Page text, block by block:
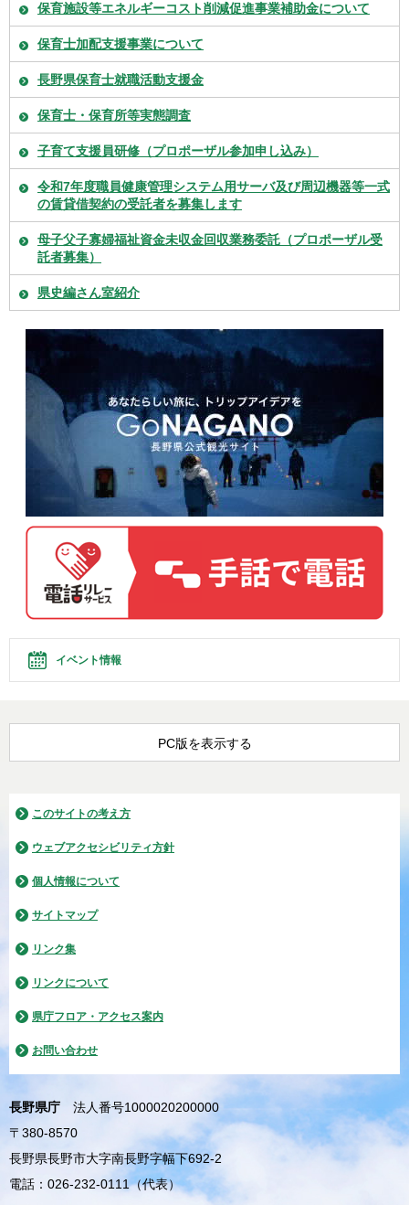
保育施設等エネルギーコスト削減促進事業補助金について
保育士加配支援事業について
長野県保育士就職活動支援金
保育士・保育所等実態調査
子育て支援員研修（プロポーザル参加申し込み）
令和7年度職員健康管理システム用サーバ及び周辺機器等一式
の賃貸借契約の受託者を募集します
母子父子寡婦福祉資金未収金回収業務委託（プロポーザル受
託者募集）
県史編さん室紹介
イベント情報
PC版を表示する
このサイトの考え方
ウェブアクセシビリティ方針
個人情報について
サイトマップ
リンク集
リンクについて
県庁フロア・アクセス案内
お問い合わせ
長野県庁
法人番号1000020200000
〒380-8570
長野県長野市大字南長野字幅下692-2
電話：026-232-0111（代表）